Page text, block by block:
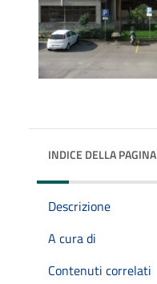
INDICE DELLA PAGINA
Descrizione
A cura di
Contenuti correlati